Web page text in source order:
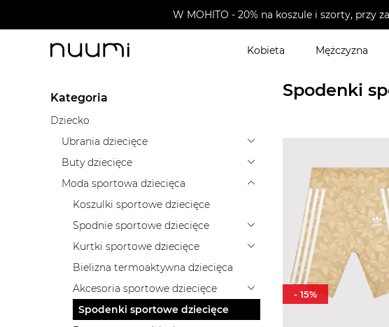
W MOHITO - 20% na koszule i szorty, przy
Kobieta Mężczyzna
Kategoria
Dziecko
Ubrania dziecięce
Buty dziecięce
Moda sportowa dziecięca
Koszulki sportowe dziecięce
Spodnie sportowe dziecięce
Kurtki sportowe dziecięce
Bielizna termoaktywna dziecięca
Akcesoria sportowe dziecięce
Spodenki sportowe dziecięce
Spodenki
- 15%